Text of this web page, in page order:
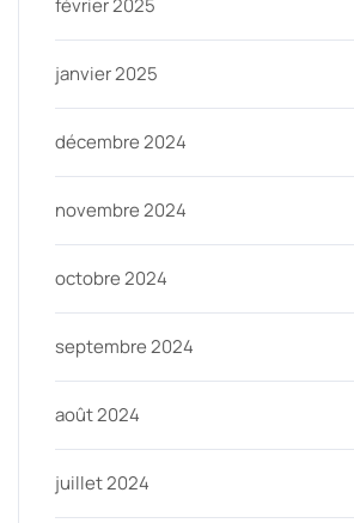
février 2025
janvier 2025
décembre 2024
novembre 2024
octobre 2024
septembre 2024
août 2024
juillet 2024